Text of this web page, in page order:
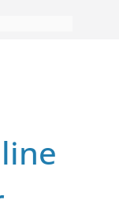
tenía que
Excelente
!!